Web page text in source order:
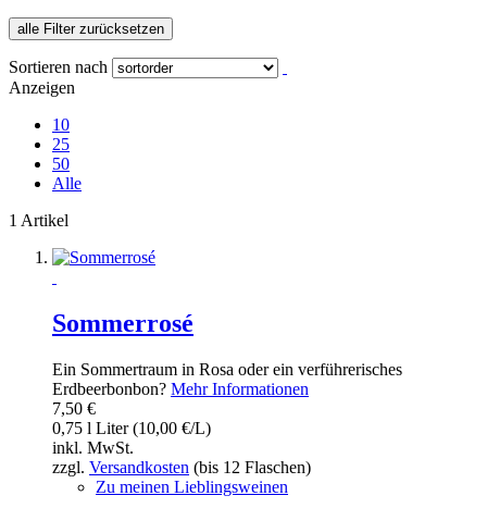
alle Filter zurücksetzen
Sortieren nach
Anzeigen
10
25
50
Alle
1 Artikel
Sommerrosé
Ein Sommertraum in Rosa oder ein verführerisches
Erdbeerbonbon? Mehr Informationen
7,50 €
0,75 l Liter (10,00 €/L)
inkl. MwSt.
zzgl. Versandkosten (bis 12 Flaschen)
Zu meinen Lieblingsweinen